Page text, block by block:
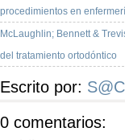
procedimientos en
McLaughlin; Bennett &
del tratamiento ortodóntico
Escrito por: S@C
0 comentarios: